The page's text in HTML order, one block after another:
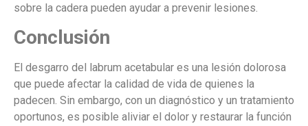
sobre la cadera pueden ayudar a prevenir lesiones.
Conclusión
El desgarro del labrum acetabular es una lesión dolorosa
que puede afectar la calidad de vida de quienes la
padecen. Sin embargo, con un diagnóstico y un tratamiento
oportunos, es posible aliviar el dolor y restaurar la función